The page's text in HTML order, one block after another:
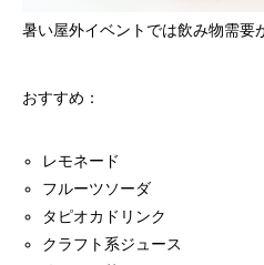
暑い屋外イベントでは飲み物需要
おすすめ：
レモネード
フルーツソーダ
タピオカドリンク
クラフト系ジュース